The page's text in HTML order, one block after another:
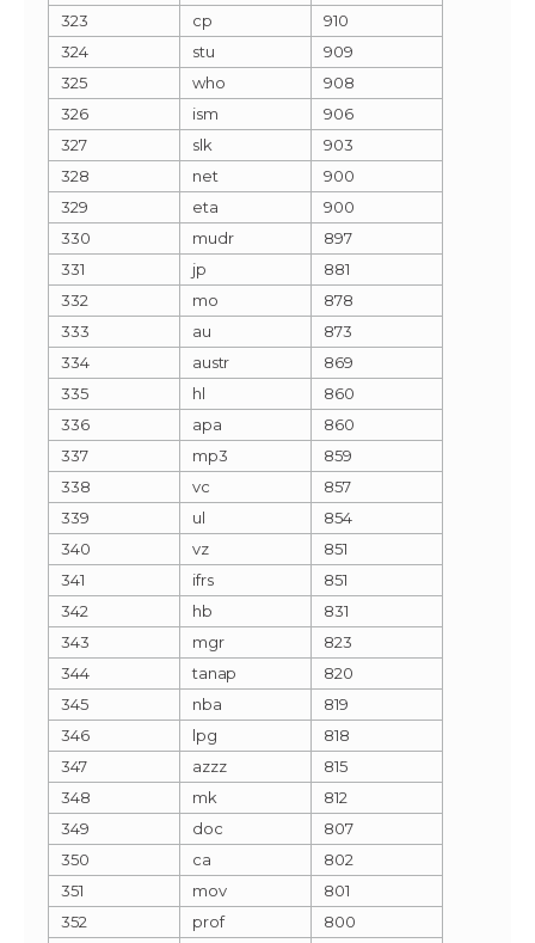
323
cp
910
324
stu
909
325
who
908
326
ism
906
327
slk
903
328
net
900
329
eta
900
330
mudr
897
331
jp
881
332
mo
878
333
au
873
334
austr
869
335
hl
860
336
apa
860
337
mp3
859
338
vc
857
339
ul
854
340
vz
851
341
ifrs
851
342
hb
831
343
mgr
823
344
tanap
820
345
nba
819
346
lpg
818
347
azzz
815
348
mk
812
349
doc
807
350
ca
802
351
mov
801
352
prof
800